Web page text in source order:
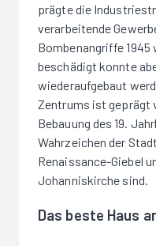
prägte die
verarbeitende
Bombenangriffe 1945
beschädigt konnte
wiederaufgebaut
Zentrums ist geprägt
Bebauung des 19.
Wahrzeichen der
Renaissance-Giebel
Johanniskirche sind.
Das beste Haus